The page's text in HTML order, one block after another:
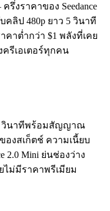
รึ่งราคาของ Seedance
คลิป 480p ยาว 5 วินาที
าต่ำกว่า $1 พลังที่เคย
รีเอเตอร์ทุกคน
วินาทีพร้อมสัญญาณ
องสเก็ตช์ ความเนี้ยบ
2.0 Mini ย่นช่องว่าง
ไม่มีราคาพรีเมียม